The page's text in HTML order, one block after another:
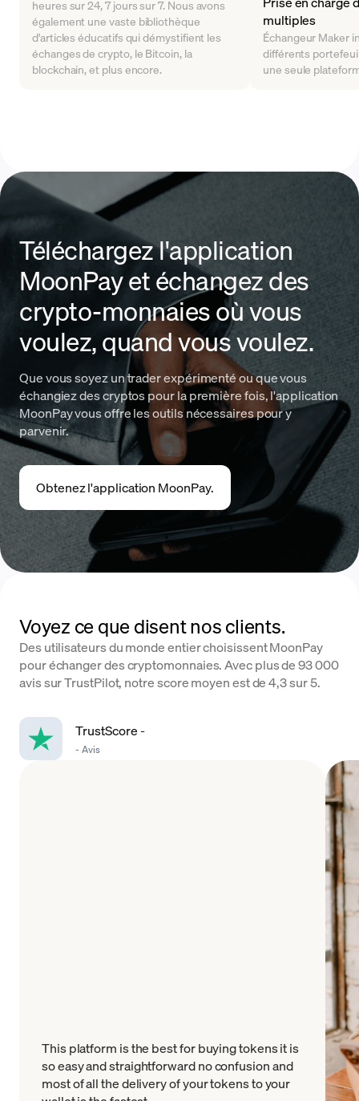
heures sur 24, 7 jours sur 7. Nous avons
également une vaste bibliothèque
d'articles éducatifs qui démystifient les
échanges de crypto, le Bitcoin, la
blockchain, et plus encore.
multiples
Échangeur Maker
différents
une seule
Téléchargez l'application
MoonPay et échangez des
crypto-monnaies où vous
voulez, quand vous voulez.
Que vous soyez un trader expérimenté ou que vous
échangiez des cryptos pour la première fois, l'application
MoonPay vous offre les outils nécessaires pour y
parvenir.
Obtenez l'application MoonPay.
Voyez ce que disent nos clients.
Des utilisateurs du monde entier choisissent MoonPay
pour échanger des cryptomonnaies. Avec plus de 93 000
avis sur TrustPilot, notre score moyen est de 4,3 sur 5.
TrustScore-
- Avis
This platform is the best for buying tokens it is
so easy and straightforward no confusion and
most of all the delivery of your tokens to your